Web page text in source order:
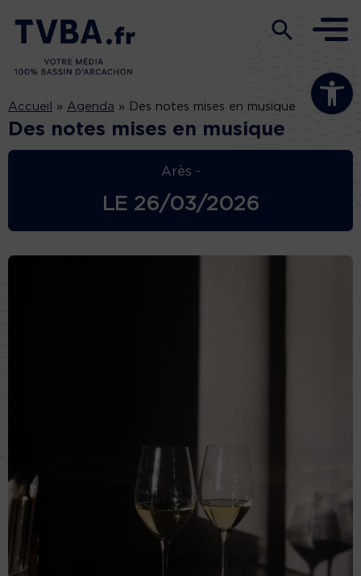
Ouvrir la
Accueil » Agenda » Des notes mises en musique
Des notes mises en musique
Arès -
LE 26/03/2026